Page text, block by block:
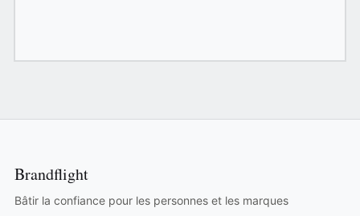
Brandflight
Bâtir la confiance pour les personnes et les marques